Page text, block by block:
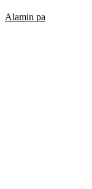
Alamin pa